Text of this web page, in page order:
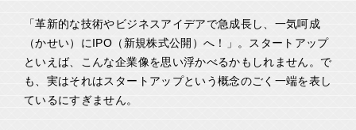
「革新的な技術やビジネスアイデアで急成長し、一気呵成
（かせい）にIPO（新規株式公開）へ！」。スタートアップ
といえば、こんな企業像を思い浮かべるかもしれません。で
も、実はそれはスタートアップという概念のごく一端を表し
ているにすぎません。